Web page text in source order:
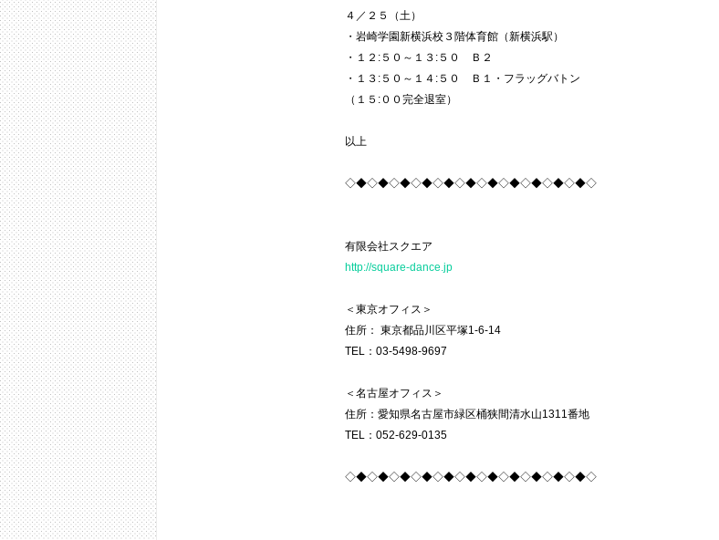
４／２５（土）
・岩崎学園新横浜校３階体育館（新横浜駅）
・１２:５０～１３:５０ Ｂ２
・１３:５０～１４:５０ Ｂ１・フラッグバトン
（１５:００完全退室）
以上
◇◆◇◆◇◆◇◆◇◆◇◆◇◆◇◆◇◆◇◆◇◆◇
有限会社スクエア
http://square-dance.jp
＜東京オフィス＞
住所： 東京都品川区平塚1-6-14
TEL：03-5498-9697
＜名古屋オフィス＞
住所：愛知県名古屋市緑区桶狭間清水山1311番地
TEL：052-629-0135
◇◆◇◆◇◆◇◆◇◆◇◆◇◆◇◆◇◆◇◆◇◆◇